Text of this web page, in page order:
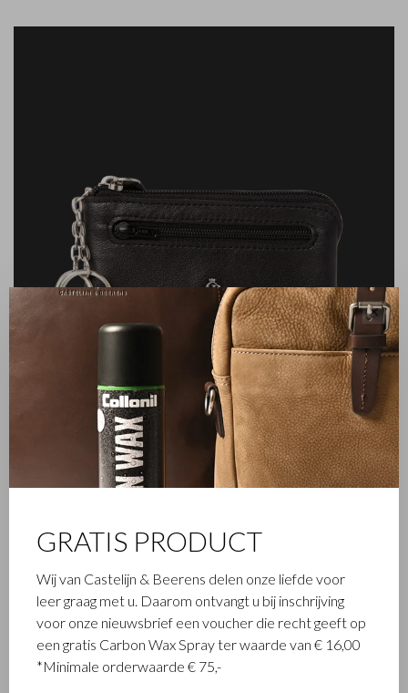
FAMILIEBEDRIJF
Het in Waalwijk gevestigde Castelijn & Beerens is een
lederwaren ontwerpt en vervaardigt. Het bedrijf werd
Marinus Beerens besloten samen leerproducten te maken.
Inmiddels staat de 3e generatie – Babette en Martijn
Beerens - aan het roer en geniet Castelijn & Beerens
internationale bekendheid. De familietraditie van kwaliteit en
vakmanschap staat nog altijd hoog in het vaandel. Iets wat ook
✕
GRATIS PRODUCT
Wij van Castelijn & Beerens delen onze liefde voor
leer graag met u. Daarom ontvangt u bij inschrijving
voor onze nieuwsbrief een voucher die recht geeft op
een gratis Carbon Wax Spray ter waarde van € 16,00
*Minimale orderwaarde € 75,-